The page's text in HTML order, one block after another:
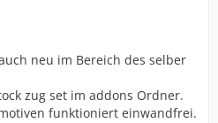
neu im Bereich des selber
zug set im addons Ordner.
funktioniert einwandfrei.